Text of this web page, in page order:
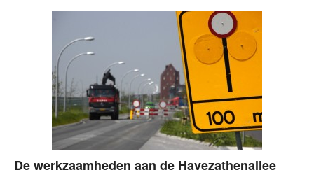
De werkzaamheden aan de Havezathenallee